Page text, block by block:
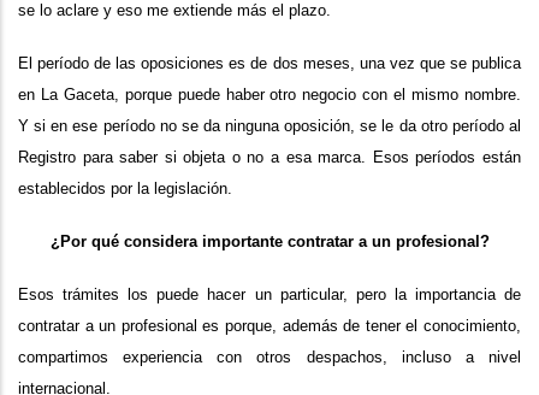
se lo aclare y eso me extiende más el plazo.
El período de las oposiciones es de dos meses, una vez que se publica
en La Gaceta, porque puede haber otro negocio con el mismo nombre.
Y si en ese período no se da ninguna oposición, se le da otro período al
Registro para saber si objeta o no a esa marca. Esos períodos están
establecidos por la legislación.
¿Por qué considera importante contratar a un profesional?
Esos trámites los puede hacer un particular, pero la importancia de
contratar a un profesional es porque, además de tener el conocimiento,
compartimos experiencia con otros despachos, incluso a nivel
internacional.